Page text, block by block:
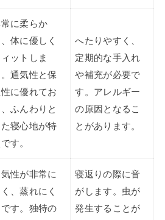
に柔らか
、体に優しく
ットしま
通気性と保
に優れてお
、ふんわりと
た寝心地が特
す。
へたりやすく、
定期的な手入れ
や補充が必要で
す。アレルギー
の原因となるこ
とがあります。
性が非常に
、蒸れにく
す。独特の
寝返りの際に音
がします。虫が
発生することが